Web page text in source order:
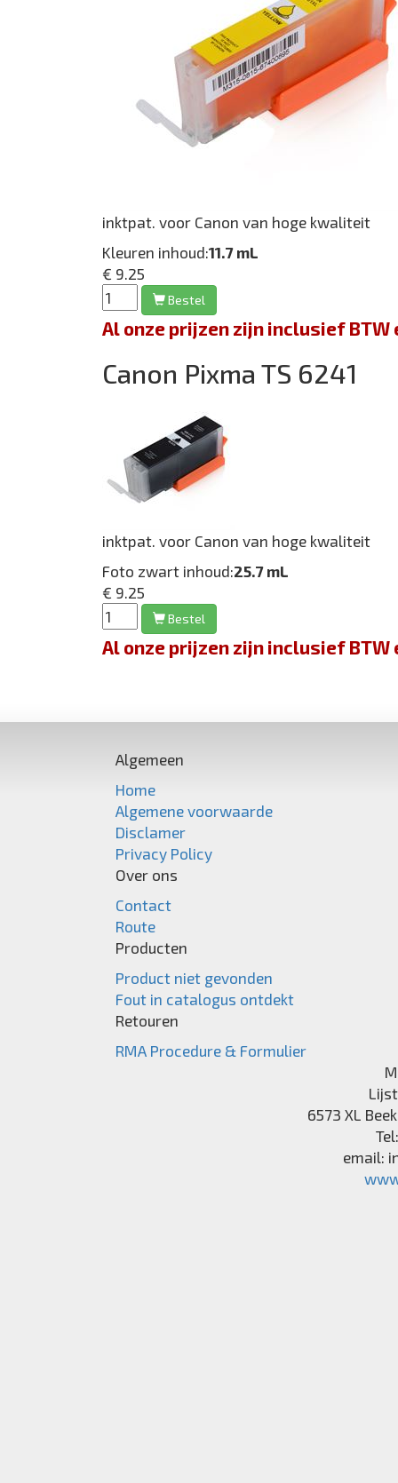
inktpat. voor Canon van hoge kwaliteit
Kleuren inhoud:11.7 mL
€ 9.25
Bestel
Al onze prijzen zijn inclusief
Canon Pixma TS 6241
inktpat. voor Canon van hoge kwaliteit
Foto zwart inhoud:25.7 mL
€ 9.25
Bestel
Al onze prijzen zijn inclusief
Algemeen
Home
Algemene voorwaarde
Disclamer
Privacy Policy
Over ons
Contact
Route
Producten
Product niet gevonden
Fout in catalogus ontdekt
Retouren
RMA Procedure & Formulier
6573 XL
email: